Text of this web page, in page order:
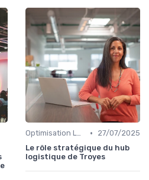
Optimisation Logistique •
27/07/2025
Le rôle stratégique du hub
logistique de Troyes